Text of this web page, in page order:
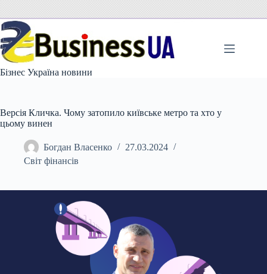
вмісту
Бізнес Україна новини
Версія Кличка. Чому затопило київське метро та хто у
цьому винен
Богдан Власенко
27.03.2024
Світ фінансів